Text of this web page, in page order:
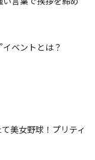
ベントとは？
美女野球！プリティ